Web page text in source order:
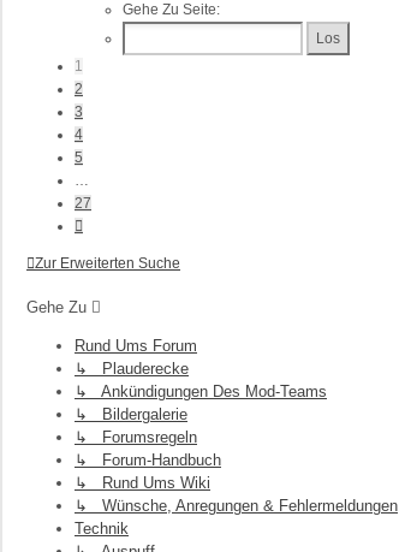
Gehe Zu Seite:
1
2
3
4
5
…
27
Zur Erweiterten Suche
Gehe Zu
Rund Ums Forum
↳ Plauderecke
↳ Ankündigungen Des Mod-Teams
↳ Bildergalerie
↳ Forumsregeln
↳ Forum-Handbuch
↳ Rund Ums Wiki
↳ Wünsche, Anregungen & Fehlermeldungen
Technik